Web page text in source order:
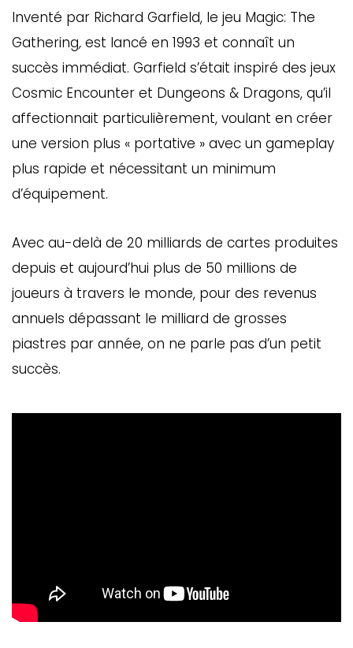
Inventé par Richard Garfield, le jeu Magic: The
Gathering, est lancé en 1993 et connaît un
succès immédiat. Garfield s’était inspiré des jeux
Cosmic Encounter et Dungeons & Dragons, qu’il
affectionnait particulièrement, voulant en créer
une version plus « portative » avec un gameplay
plus rapide et nécessitant un minimum
d’équipement.
Avec au-delà de 20 milliards de cartes produites
depuis et aujourd’hui plus de 50 millions de
joueurs à travers le monde, pour des revenus
annuels dépassant le milliard de grosses
piastres par année, on ne parle pas d’un petit
succès.